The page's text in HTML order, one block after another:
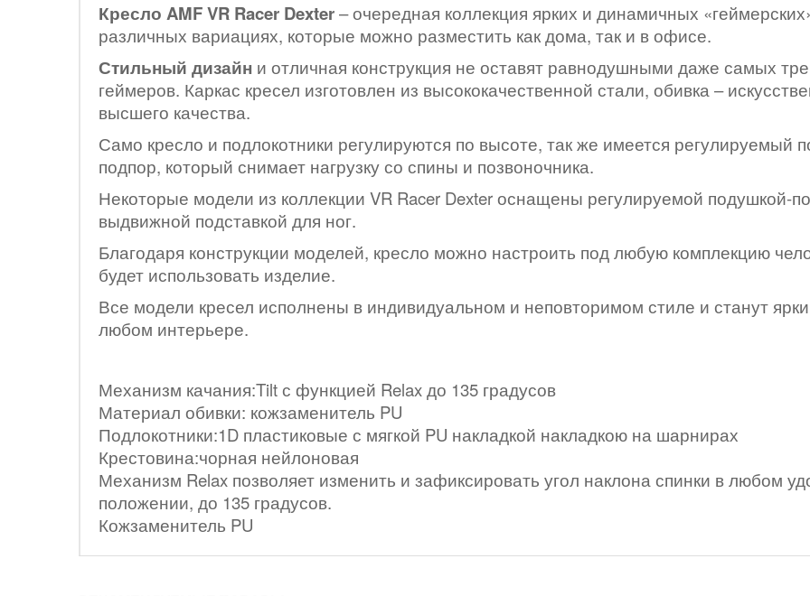
Кресло AMF VR Racer Dexter– очередная коллекция ярких и динамичных
различных вариациях, которые можно разместить как дома, так и в офисе.
Стильный дизайн и отличная конструкция не оставят равнодушными даже самых
геймеров. Каркас кресел изготовлен из высококачественной стали, обивка –
высшего качества.
Само кресло и подлокотники регулируются по высоте, так же имеется регулируемый
подпор, который снимает нагрузку со спины и позвоночника.
Некоторые модели из коллекции VR Racer Dexter оснащены регулируемой подушкой-
выдвижной подставкой для ног.
Благодаря конструкции моделей, кресло можно настроить под любую комплекцию
будет использовать изделие.
Все модели кресел исполнены в индивидуальном и неповторимом стиле и станут
любом интерьере.
Механизм качания:Tilt с функцией Relax до 135 градусов
Материал обивки: кожзаменитель PU
Подлокотники:1D пластиковые с мягкой PU накладкой накладкою на шарнирах
Крестовина:чорная нейлоновая
Механизм Relax позволяет изменить и зафиксировать угол наклона спинки в любом
положении, до 135 градусов.
Кожзаменитель PU